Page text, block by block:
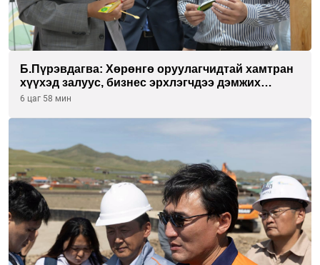
Б.Пүрэвдагва: Хөрөнгө оруулагчидтай хамтран
хүүхэд залуус, бизнес эрхлэгчдээ дэмжих
инкубатор төвүүдийг хотын захын
6 цаг 58 мин